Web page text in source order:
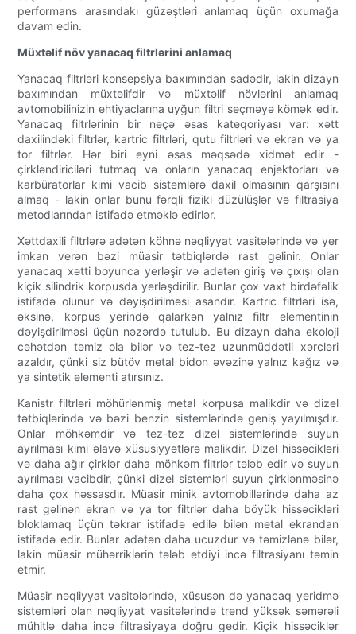
performans arasındakı güzəştləri anlamaq üçün oxumağa
davam edin.
Müxtəlif növ yanacaq filtrlərini anlamaq
Yanacaq filtrləri konsepsiya baxımından sadədir, lakin dizayn
baxımından müxtəlifdir və müxtəlif növlərini anlamaq
avtomobilinizin ehtiyaclarına uyğun filtri seçməyə kömək edir.
Yanacaq filtrlərinin bir neçə əsas kateqoriyası var: xətt
daxilindəki filtrlər, kartric filtrləri, qutu filtrləri və ekran və ya
tor filtrlər. Hər biri eyni əsas məqsədə xidmət edir -
çirkləndiriciləri tutmaq və onların yanacaq enjektorları və
karbüratorlar kimi vacib sistemlərə daxil olmasının qarşısını
almaq - lakin onlar bunu fərqli fiziki düzülüşlər və filtrasiya
metodlarından istifadə etməklə edirlər.
Xəttdaxili filtrlərə adətən köhnə nəqliyyat vasitələrində və yer
imkan verən bəzi müasir tətbiqlərdə rast gəlinir. Onlar
yanacaq xətti boyunca yerləşir və adətən giriş və çıxışı olan
kiçik silindrik korpusda yerləşdirilir. Bunlar çox vaxt birdəfəlik
istifadə olunur və dəyişdirilməsi asandır. Kartric filtrləri isə,
əksinə, korpus yerində qalarkən yalnız filtr elementinin
dəyişdirilməsi üçün nəzərdə tutulub. Bu dizayn daha ekoloji
cəhətdən təmiz ola bilər və tez-tez uzunmüddətli xərcləri
azaldır, çünki siz bütöv metal bidon əvəzinə yalnız kağız və
ya sintetik elementi atırsınız.
Kanistr filtrləri möhürlənmiş metal korpusa malikdir və dizel
tətbiqlərində və bəzi benzin sistemlərində geniş yayılmışdır.
Onlar möhkəmdir və tez-tez dizel sistemlərində suyun
ayrılması kimi əlavə xüsusiyyətlərə malikdir. Dizel hissəcikləri
və daha ağır çirklər daha möhkəm filtrlər tələb edir və suyun
ayrılması vacibdir, çünki dizel sistemləri suyun çirklənməsinə
daha çox həssasdır. Müasir minik avtomobillərində daha az
rast gəlinən ekran və ya tor filtrlər daha böyük hissəcikləri
bloklamaq üçün təkrar istifadə edilə bilən metal ekrandan
istifadə edir. Bunlar adətən daha ucuzdur və təmizlənə bilər,
lakin müasir mühərriklərin tələb etdiyi incə filtrasiyanı təmin
etmir.
Müasir nəqliyyat vasitələrində, xüsusən də yanacaq yeridmə
sistemləri olan nəqliyyat vasitələrində trend yüksək səmərəli
mühitlə daha incə filtrasiyaya doğru gedir. Kiçik hissəciklər